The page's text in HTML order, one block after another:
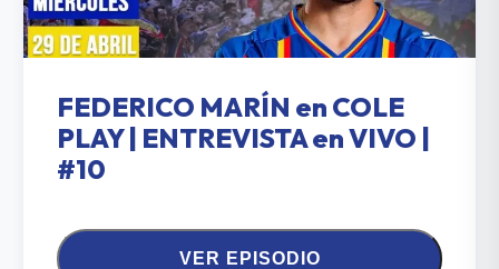
FEDERICO MARÍN en COLE
PLAY | ENTREVISTA en VIVO |
#10
VER EPISODIO